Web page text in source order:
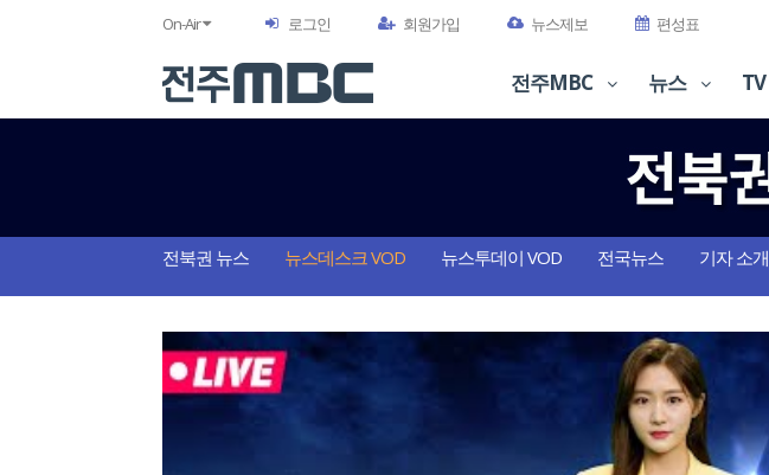
On-Air 로그인 회원가입 뉴스제보 편성표
전주MBC 뉴스 TV
전북권 뉴스 뉴스데스크 VOD 뉴스투데이 VOD 전국뉴스 기자 소개